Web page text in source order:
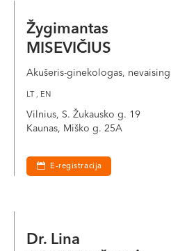
Žygimantas
MISEVIČIUS
Akušeris-ginekologas,
LT , EN
Vilnius, S. Žukausko g. 19
Kaunas, Miško g. 25A
E-registracija
Dr. Lina